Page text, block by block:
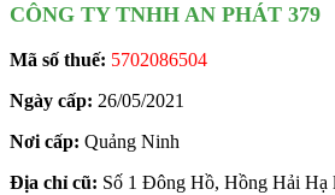
CÔNG TY TNHH AN PHÁT 379
Mã số thuế: 5702086504
Ngày cấp: 26/05/2021
Nơi cấp: Quảng Ninh
Địa chỉ cũ: Số 1 Đông Hồ, Hồng Hải Hạ